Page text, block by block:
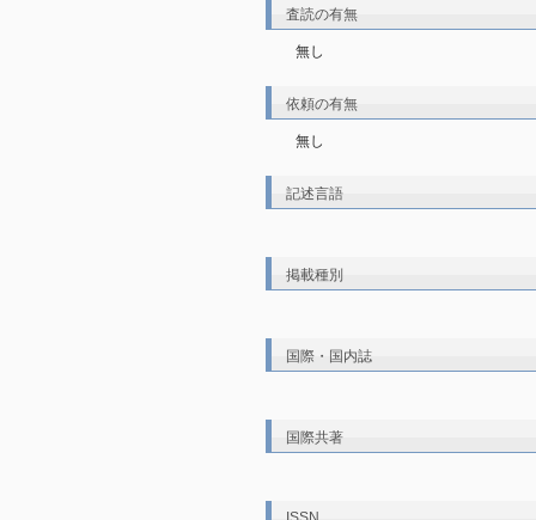
査読の有無
無し
依頼の有無
無し
記述言語
掲載種別
国際・国内誌
国際共著